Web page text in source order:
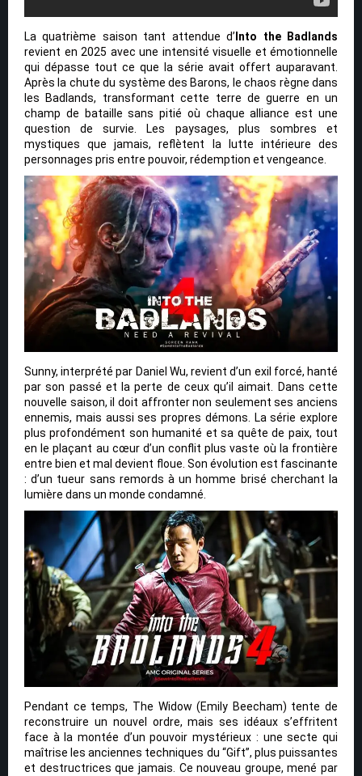
La quatrième saison tant attendue d’ Into the Badlands
revient en 2025 avec une intensité visuelle et émotionnelle
qui dépasse tout ce que la série avait offert auparavant.
Après la chute du système des Barons, le chaos règne dans
les Badlands, transformant cette terre de guerre en un
champ de bataille sans pitié où chaque alliance est une
question de survie. Les paysages, plus sombres et
mystiques que jamais, reflètent la lutte intérieure des
personnages pris entre pouvoir, rédemption et vengeance.
Sunny, interprété par Daniel Wu, revient d’un exil forcé, hanté
par son passé et la perte de ceux qu’il aimait. Dans cette
nouvelle saison, il doit affronter non seulement ses anciens
ennemis, mais aussi ses propres démons. La série explore
plus profondément son humanité et sa quête de paix, tout
en le plaçant au cœur d’un conflit plus vaste où la frontière
entre bien et mal devient floue. Son évolution est fascinante
: d’un tueur sans remords à un homme brisé cherchant la
lumière dans un monde condamné.
Pendant ce temps, The Widow (Emily Beecham) tente de
reconstruire un nouvel ordre, mais ses idéaux s’effritent
face à la montée d’un pouvoir mystérieux : une secte qui
maîtrise les anciennes techniques du “Gift”, plus puissantes
et destructrices que jamais. Ce nouveau groupe, mené par